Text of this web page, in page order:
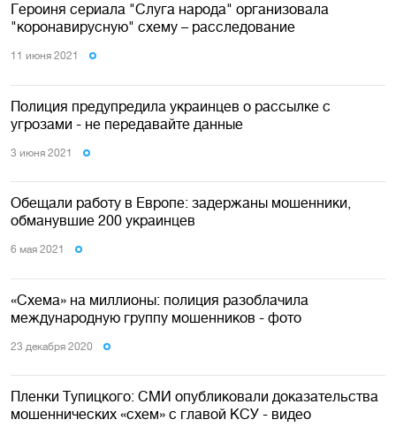
Героиня сериала "Слуга народа" организовала
"коронавирусную" схему – расследование
11 июня 2021
Полиция предупредила украинцев о рассылке с
угрозами - не передавайте данные
3 июня 2021
Обещали работу в Европе: задержаны мошенники,
обманувшие 200 украинцев
6 мая 2021
«Схема» на миллионы: полиция разоблачила
международную группу мошенников - фото
23 декабря 2020
Пленки Тупицкого: СМИ опубликовали доказательства
мошеннических «схем» с главой КСУ - видео